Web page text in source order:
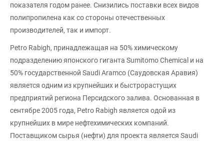
показателя годом ранее. Снизились поставки всех видов
полипропилена как со стороны отечественных
производителей, так и импорт.
Petro Rabigh, принадлежащая на 50% химическому
подразделению японского гиганта Sumitomo Chemical и на
50% государственной Saudi Aramco (Саудовская Аравия)
является одним из крупнейших и быстрорастущих
предприятий региона Персидского залива. Основанная в
сентябре 2005 года, Petro Rabigh является одой из
крупнейших в мире нефтехимических компаний.
Поставщиком сырья (нефти) для проекта является Saudi